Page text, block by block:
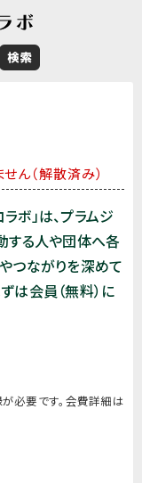
ん（解散済み）
ボ」は、プラムジ
する人や団体へ各
つながりを深めて
は会員（無料）に
必要です。会費詳細は